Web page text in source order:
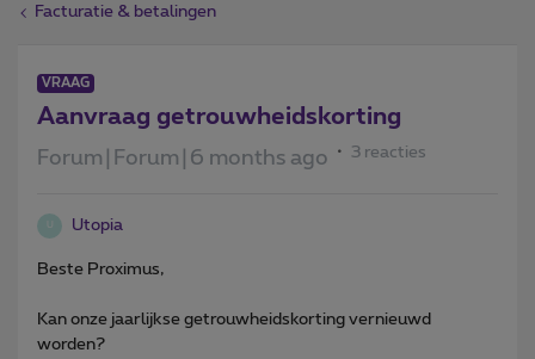
Facturatie & betalingen
VRAAG
Aanvraag getrouwheidskorting
Forum|Forum|6 months ago 3 reacties
Utopia
Beste Proximus,
Kan onze jaarlijkse getrouwheidskorting vernieuwd
worden?